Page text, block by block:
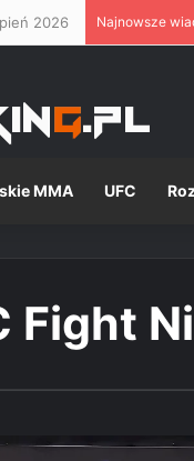
2026 Najnowsze
MMA UFC
Fight